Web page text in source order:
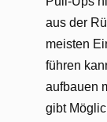
aus der
meisten
führen
aufbauen
gibt